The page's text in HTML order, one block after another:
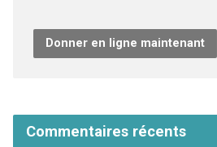
Donner en ligne maintenant
Commentaires récents